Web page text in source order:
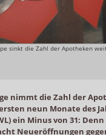
sinkt die Zahl der Apotheken
nimmt die Zahl der
neun Monate des
ein Minus von 31: Denn
Neueröffnungen